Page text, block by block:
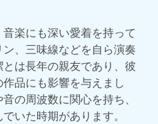
楽にも深い愛着を持って
、三味線などを自ら演奏
は長年の親友であり、彼
品にも影響を与えまし
の周波数に関心を持ち、
いた時期があります。